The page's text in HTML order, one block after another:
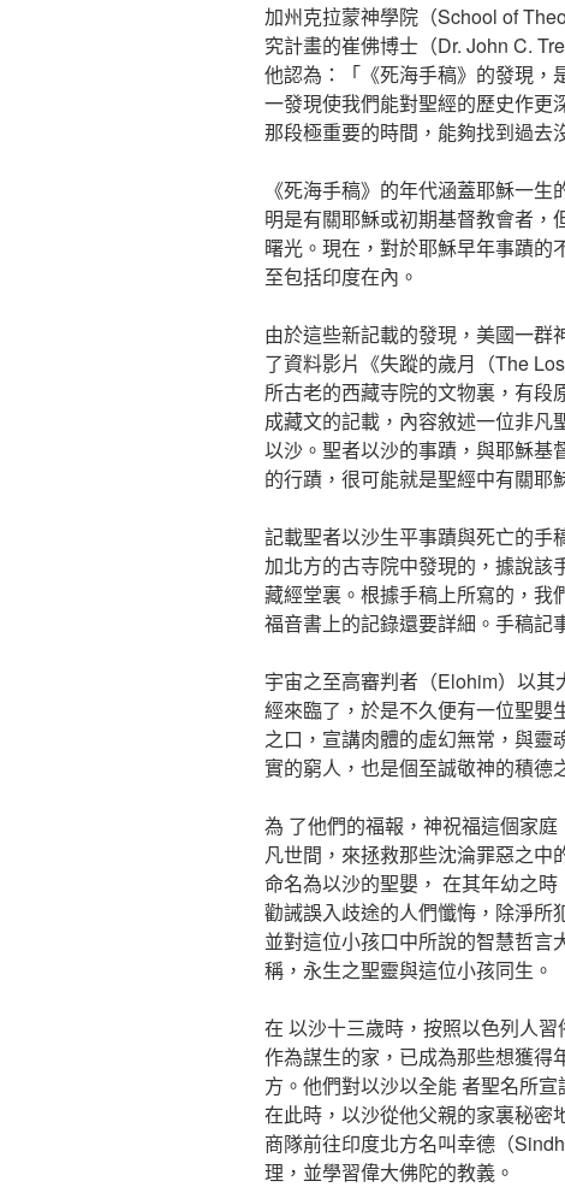
加州克拉蒙神學院（School of
究計畫的崔佛博士（Dr. John C.
他認為：「《死海手稿》的發現，
一發現使我們能對聖經的歷史作更
那段極重要的時間，能夠找到過去
《死海手稿》的年代涵蓋耶穌一
明是有關耶穌或初期基督教會者，
曙光。現在，對於耶穌早年事蹟
至包括印度在內。
由於這些新記載的發現，美國一
了資料影片《失蹤的歲月（The
所古老的西藏寺院的文物裏，有
成藏文的記載，內容敘述一位非凡
以沙。聖者以沙的事蹟，與耶穌基
的行蹟，很可能就是聖經中有關耶
記載聖者以沙生平事蹟與死亡的手
加北方的古寺院中發現的，據說該
藏經堂裏。根據手稿上所寫的，我
福音書上的記錄還要詳細。手稿記
宇宙之至高審判者（Elohim）以
經來臨了，於是不久便有一位聖嬰
之口，宣講肉體的虛幻無常，與
實的窮人，也是個至誠敬神的積德
為 了他們的福報，神祝福這個家
凡世間，來拯救那些沈淪罪惡之
命名為以沙的聖嬰， 在其年幼之
勸誡誤入歧途的人們懺悔，除淨所
並對這位小孩口中所說的智慧哲言
稱，永生之聖靈與這位小孩同生。
在 以沙十三歲時，按照以色列人
作為謀生的家，已成為那些想獲得
方。他們對以沙以全能 者聖名所
在此時，以沙從他父親的家裏秘密
商隊前往印度北方名叫幸德（
理，並學習偉大佛陀的教義。